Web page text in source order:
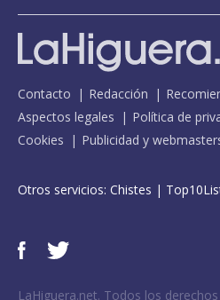
Contacto Redacción
Aspectos legales
Política de
Cookies
Publicidad y
Otros servicios: Chistes |
LaHiguera.net. Todos los